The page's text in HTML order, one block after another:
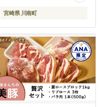
宮崎県 川南町